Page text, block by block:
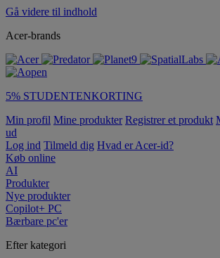
Gå videre til indhold
Acer-brands
5% STUDENTENKORTING
Min profil Mine produkter Registrer et produkt
ud
Log ind Tilmeld dig Hvad er Acer-id?
Køb online
AI
Produkter
Nye produkter
Copilot+ PC
Bærbare pc'er
Efter kategori